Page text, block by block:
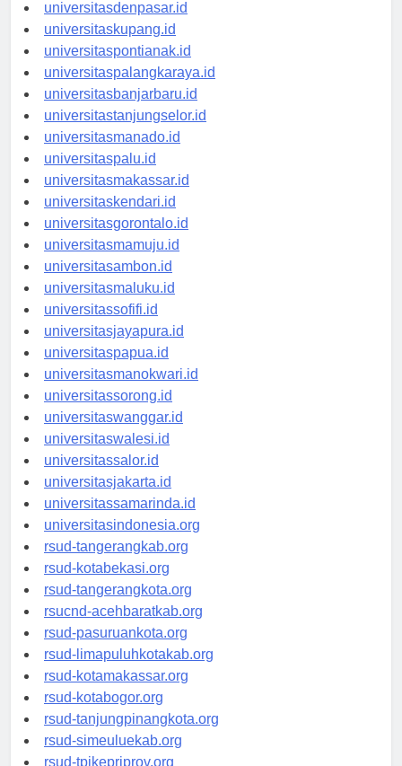
universitasdenpasar.id
universitaskupang.id
universitaspontianak.id
universitaspalangkaraya.id
universitasbanjarbaru.id
universitastanjungselor.id
universitasmanado.id
universitaspalu.id
universitasmakassar.id
universitaskendari.id
universitasgorontalo.id
universitasmamuju.id
universitasambon.id
universitasmaluku.id
universitassofifi.id
universitasjayapura.id
universitaspapua.id
universitasmanokwari.id
universitassorong.id
universitaswanggar.id
universitaswalesi.id
universitassalor.id
universitasjakarta.id
universitassamarinda.id
universitasindonesia.org
rsud-tangerangkab.org
rsud-kotabekasi.org
rsud-tangerangkota.org
rsucnd-acehbaratkab.org
rsud-pasuruankota.org
rsud-limapuluhkotakab.org
rsud-kotamakassar.org
rsud-kotabogor.org
rsud-tanjungpinangkota.org
rsud-simeuluekab.org